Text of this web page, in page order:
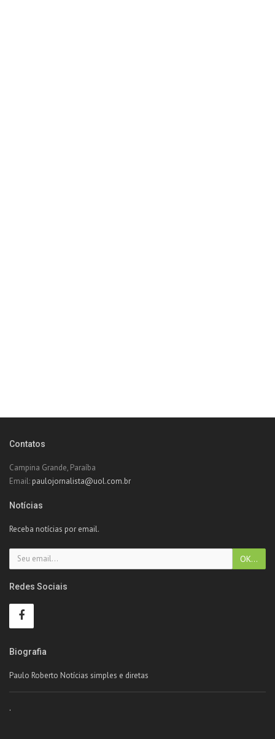
Contatos
Campina Grande, Paraíba
Email: paulojornalista@uol.com.br
Notícias
Receba notícias por email.
Redes Sociais
Biografia
Paulo Roberto Notícias simples e diretas
.